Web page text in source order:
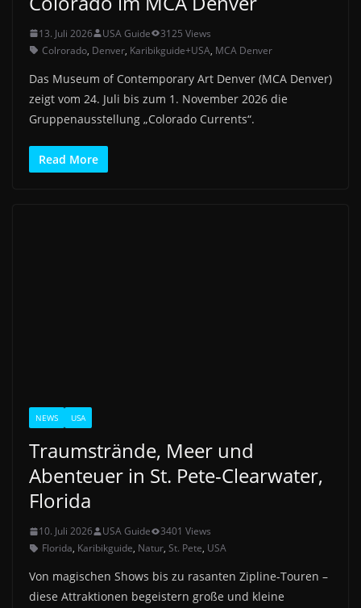
13. Juli 2026 USA Guide
3125 Views
Colrorado, Denver, Karibikguide+USA, MCA Denver
Das Museum of Contemporary Art Denver (MCA Denver)
zeigt vom 24. Juli bis zum 1. November 2026 die
Gruppenausstellung „Colorado Currents“.
Read More
NEWS USA
Traumstrände, Meer und
Abenteuer in St. Pete-Clearwater,
Florida
10. Juli 2026 USA Guide
3401 Views
Florida, Karibikguide, Natur, St. Pete, USA
Von magischen Shows bis zu rasanten Zipline-Touren –
diese Attraktionen begeistern große und kleine